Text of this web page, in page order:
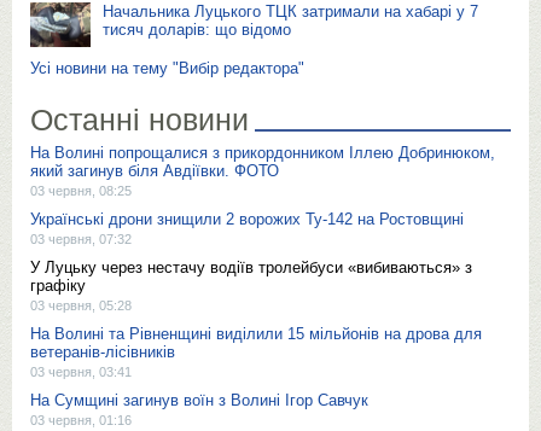
Начальника Луцького ТЦК затримали на хабарі у 7
тисяч доларів: що відомо
Усі новини на тему "Вибір редактора"
Останні новини
На Волині попрощалися з прикордонником Іллею Добринюком,
який загинув біля Авдіївки. ФОТО
03 червня, 08:25
Українські дрони знищили 2 ворожих Ту-142 на Ростовщині
03 червня, 07:32
У Луцьку через нестачу водіїв тролейбуси «вибиваються» з
графіку
03 червня, 05:28
На Волині та Рівненщині виділили 15 мільйонів на дрова для
ветеранів-лісівників
03 червня, 03:41
На Сумщині загинув воїн з Волині Ігор Савчук
03 червня, 01:16